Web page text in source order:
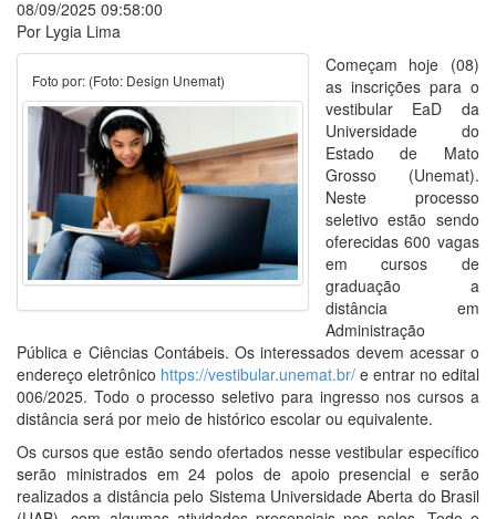
08/09/2025 09:58:00
Por Lygia Lima
Foto por: (Foto: Design Unemat)
Começam hoje (08)
as inscrições para o
vestibular EaD da
Universidade do
Estado de Mato
Grosso (Unemat).
Neste processo
seletivo estão sendo
oferecidas 600 vagas
em cursos de
graduação a
distância em
Administração
Pública e Ciências Contábeis. Os interessados devem acessar o
endereço eletrônico https://vestibular.unemat.br/ e entrar no edital
006/2025. Todo o processo seletivo para ingresso nos cursos a
distância será por meio de histórico escolar ou equivalente.
Os cursos que estão sendo ofertados nesse vestibular específico
serão ministrados em 24 polos de apoio presencial e serão
realizados a distância pelo Sistema Universidade Aberta do Brasil